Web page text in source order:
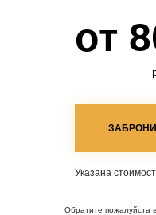
Указана
от
Обратите пожалуйста